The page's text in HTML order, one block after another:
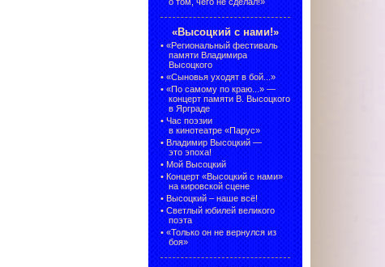
«Высоцкий с нами!»
• «Региональный фестиваль
памяти Владимира
Высоцкого
• «Сыновья уходят в бой...»
• «По самому по краю...» —
концерт памяти В. Высоцкого
в Ярграде
• Час поэзии
в кинотеатре «Парус»
• Владимир Высоцкий —
это эпоха!
• Мой Высоцкий
• Концерт «Высоцкий с нами»
на кировской сцене
• Высоцкий – наше всё!
• Светлый юбилей великого
поэта
• «Только он не вернулся из
боя»